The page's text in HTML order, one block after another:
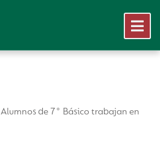
Alumnos de 7° Básico trabajan en